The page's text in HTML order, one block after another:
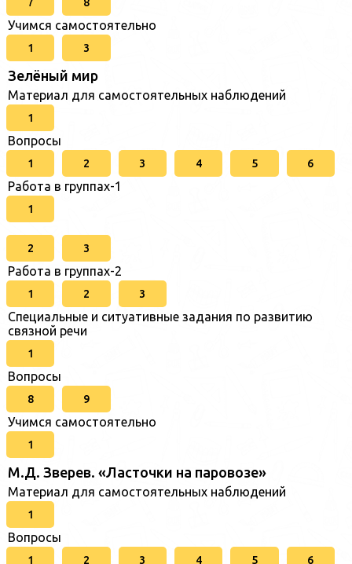
Учимся самостоятельно
1 3
Зелёный мир
Материал для самостоятельных наблюдений
1
Вопросы
1 2 3 4 5 6
Работа в группах-1
1
2 3
Работа в группах-2
1 2 3
Специальные и ситуативные задания по развитию
связной речи
1
Вопросы
8 9
Учимся самостоятельно
1
М.Д. Зверев. «Ласточки на паровозе»
Материал для самостоятельных наблюдений
1
Вопросы
1 2 3 4 5 6